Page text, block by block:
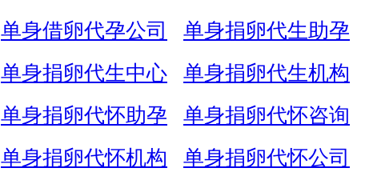
单身借卵代孕公司
单身捐卵代生助孕
单身捐卵代生中心
单身捐卵代生机构
单身捐卵代怀助孕
单身捐卵代怀咨询
单身捐卵代怀机构
单身捐卵代怀公司